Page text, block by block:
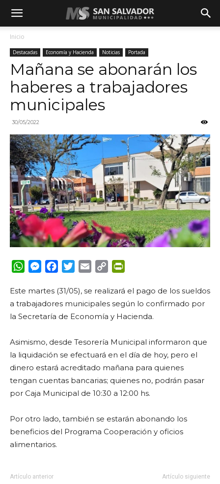
Inicio
Destacadas Economía y Hacienda Noticias Portada
Mañana se abonarán los
haberes a trabajadores
municipales
30/05/2022
WhatsApp
Messenger
FacebookTwitterEmail Copy
Este martes (31/05), se realizará el pago de los sueldos
a trabajadores municipales según lo confirmado por
la Secretaría de Economía y Hacienda.
Asimismo, desde Tesorería Municipal informaron que
la liquidación se efectuará en el día de hoy, pero el
dinero estará acreditado mañana para quienes
tengan cuentas bancarias; quienes no, podrán pasar
por Caja Municipal de 10:30 a 12:00 hs.
Por otro lado, también se estarán abonando los
beneficios del Programa Cooperación y oficios
alimentarios.
Artículo anterior Artículo siguiente